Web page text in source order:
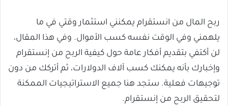
ربح المال من انستقرام يمكنني استثمار وقتي في ما
يلهمني وفي الوقت نفسه كسب الأموال. وفي هذا المقال،
لن أكتفي بتقديم أفكار عامة حول كيفية الربح من إنستقرام
وإخبارك بأنه يمكنك كسب آلاف الدولارات، ثم أتركك من دون
توجيهات فعلية. ستجد هنا جميع الاستراتيجيات الممكنة
لتحقيق الربح من إنستقرام.